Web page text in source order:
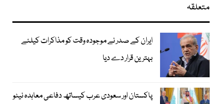
متعلقہ
ایران کے صدر نے موجودہ وقت کو مذاکرات کیلئے
بہترین قرار دے دیا
پاکستان اور سعودی عرب کیساتھ دفاعی معاہدہ نیٹو